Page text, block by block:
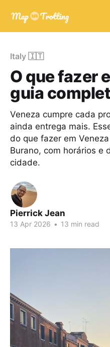
Italy 🇮🇹
O que fazer
guia
Veneza cumpre cada
ainda entrega mais.
do que fazer em
Burano, com horários e
cidade.
Pierrick Jean
13 Apr 2026 • 13 min read